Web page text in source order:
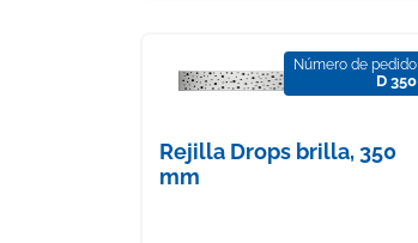
Número de pedido
D 350
Rejilla Drops brilla, 350
mm